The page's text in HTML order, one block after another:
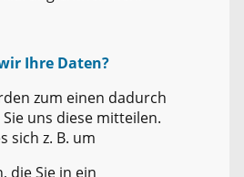
Ihre Daten?
zum einen dadurch
uns diese mitteilen.
sich z. B. um
die Sie in ein